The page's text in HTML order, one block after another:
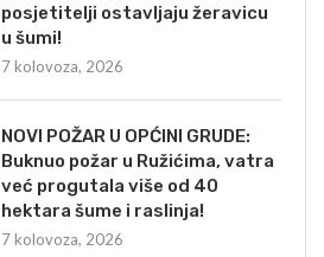
posjetitelji ostavljaju žeravicu
u šumi!
7 kolovoza, 2026
NOVI POŽAR U OPĆINI GRUDE:
Buknuo požar u Ružićima, vatra
već progutala više od 40
hektara šume i raslinja!
7 kolovoza, 2026